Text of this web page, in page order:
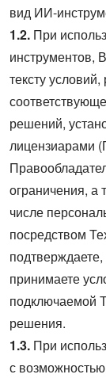
вид ИИ-
1.2. При
инструментов,
тексту
решений,
лицензиарами
ограничения, а
числе
посредством
принимаете
подключаемой
решения.
1.3. При
с